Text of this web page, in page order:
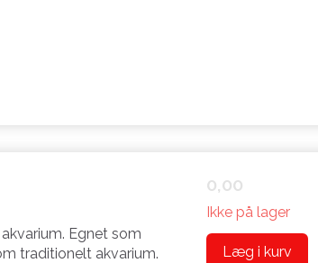
Egnet som
traditionelt akvarium.
0,00
Ikke på lager
Læg i kurv